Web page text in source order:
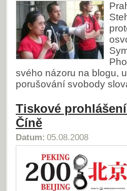
svého názoru na blogu,
porušování svobody
Tiskové
Číně
Datum: 05.08.2008